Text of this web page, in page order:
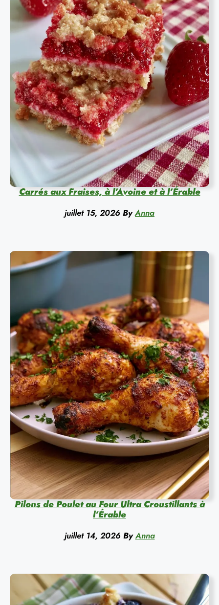
Carrés aux Fraises, à l’Avoine et à l’Érable
juillet 15, 2026 By Anna
Pilons de Poulet au Four Ultra Croustillants à
l’Érable
juillet 14, 2026 By Anna